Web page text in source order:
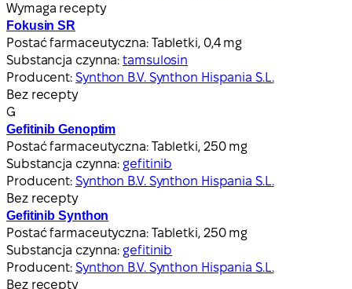
Wymaga recepty
Fokusin SR
Postać farmaceutyczna: Tabletki, 0,4 mg
Substancja czynna:tamsulosin
Producent: Synthon B.V. Synthon Hispania S.L.
Bez recepty
G
Gefitinib Genoptim
Postać farmaceutyczna: Tabletki, 250 mg
Substancja czynna: gefitinib
Producent: Synthon B.V. Synthon Hispania S.L.
Bez recepty
Gefitinib Synthon
Postać farmaceutyczna: Tabletki, 250 mg
Substancja czynna: gefitinib
Producent: Synthon B.V. Synthon Hispania S.L.
Bez recepty